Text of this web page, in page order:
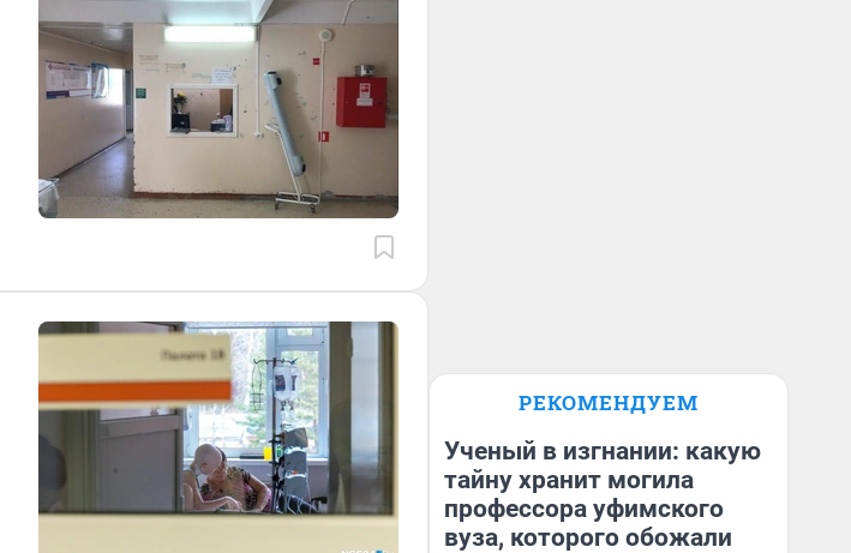
РЕКОМЕНДУЕМ
Ученый в изгнании: какую
тайну хранит могила
профессора уфимского
вуза, которого обожали